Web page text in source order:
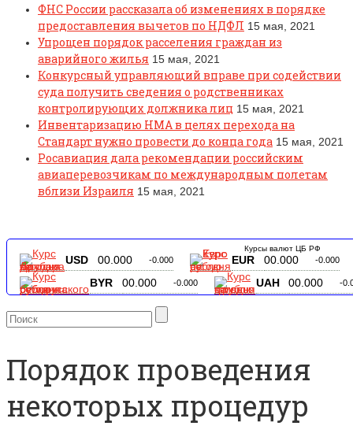
ФНС России рассказала об изменениях в порядке
предоставления вычетов по НДФЛ 15 мая, 2021
Упрощен порядок расселения граждан из
аварийного жилья 15 мая, 2021
Конкурсный управляющий вправе при содействии
суда получить сведения о родственниках
контролирующих должника лиц 15 мая, 2021
Инвентаризацию НМА в целях перехода на
Стандарт нужно провести до конца года 15 мая, 2021
Росавиация дала рекомендации российским
авиаперевозчикам по международным полетам
вблизи Израиля 15 мая, 2021
Курсы валют ЦБ РФ
USD 00.000 -0.000 EUR 00.000 -0.000
BYR 00.000 -0.000 UAH 00.000 -
Порядок проведения
некоторых процедур